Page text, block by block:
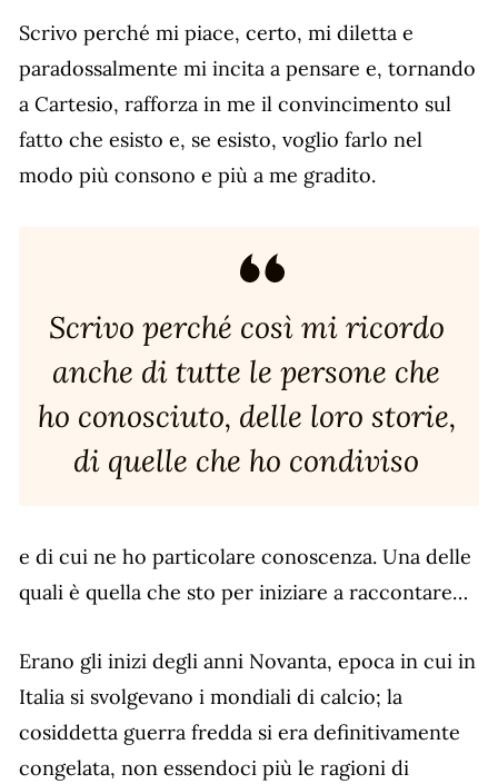
Scrivo perché mi piace, certo, mi diletta e
paradossalmente mi incita a pensare e, tornando
a Cartesio, rafforza in me il convincimento sul
fatto che esisto e, se esisto, voglio farlo nel
modo più consono e più a me gradito.
Scrivo perché così mi ricordo
anche di tutte le persone che
ho conosciuto, delle loro storie,
di quelle che ho condiviso
e di cui ne ho particolare conoscenza. Una delle
quali è quella che sto per iniziare a raccontare…
Erano gli inizi degli anni Novanta, epoca in cui in
Italia si svolgevano i mondiali di calcio; la
cosiddetta guerra fredda si era definitivamente
congelata, non essendoci più le ragioni di